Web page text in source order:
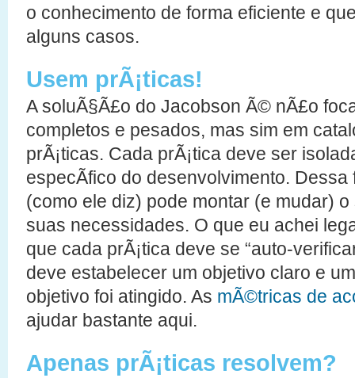
o conhecimento de forma eficiente e
alguns casos.
Usem prÃ¡ticas!
A soluÃ§Ã£o do Jacobson Ã© nÃ£o
completos e pesados, mas sim em
prÃ¡ticas. Cada prÃ¡tica deve ser
especÃ­fico do desenvolvimento. Dessa
(como ele diz) pode montar (e mudar)
suas necessidades. O que eu achei
que cada prÃ¡tica deve se “auto-
deve estabelecer um objetivo claro e
objetivo foi atingido. As mÃ©tricas de
ajudar bastante aqui.
Apenas prÃ¡ticas resolvem?